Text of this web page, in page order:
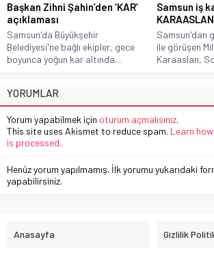
Başkan Zihni Şahin’den ‘KAR’
açıklaması
Samsun'da Büyükşehir
Belediyesi'ne bağlı ekipler, gece
boyunca yoğun kar altında...
Samsun iş
Samsun'dan
ile görüşen
Karaaslan,
YORUMLAR
Yorum yapabilmek için oturum açmalısınız.
This site uses Akismet to reduce spam. Learn
is processed.
Henüz yorum yapılmamış. İlk yorumu yukarıdaki
yapabilirsiniz.
Anasayfa Gizlilik